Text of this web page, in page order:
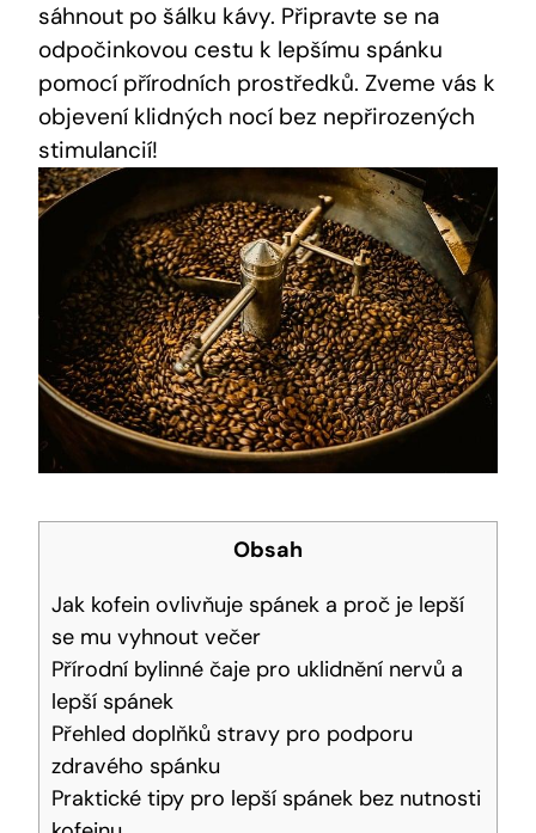
sáhnout po šálku kávy. Připravte se na
odpočinkovou cestu k lepšímu spánku
pomocí přírodních prostředků. Zveme vás k
objevení klidných nocí bez nepřirozených
stimulancií!
Obsah
Jak kofein ovlivňuje spánek a proč je lepší
se mu vyhnout večer
Přírodní bylinné čaje pro uklidnění nervů a
lepší spánek
Přehled doplňků stravy pro podporu
zdravého spánku
Praktické tipy pro lepší spánek bez nutnosti